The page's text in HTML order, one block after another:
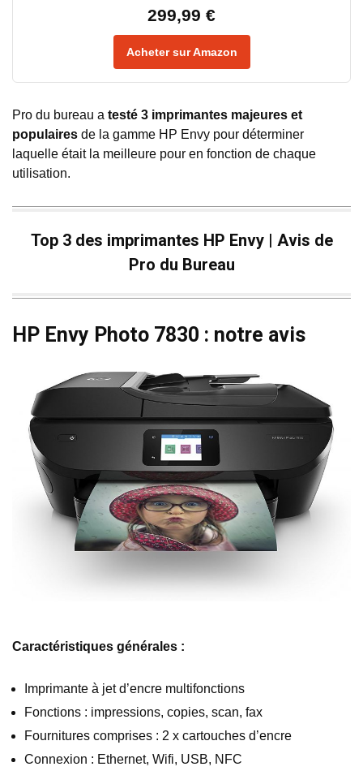
299,99 €
Acheter sur Amazon
Pro du bureau a testé 3 imprimantes majeures et
populaires de la gamme HP Envy pour déterminer
laquelle était la meilleure pour en fonction de chaque
utilisation.
Top 3 des imprimantes HP Envy | Avis de
Pro du Bureau
HP Envy Photo 7830 : notre avis
Caractéristiques générales :
Imprimante à jet d’encre multifonctions
Fonctions : impressions, copies, scan, fax
Fournitures comprises : 2 x cartouches d’encre
Connexion : Ethernet, Wifi, USB, NFC